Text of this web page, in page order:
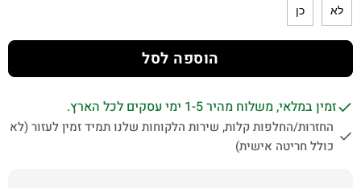
לא כן
הוספה לסל
זמין במלאי, משלוח מהיר 1-5 ימי עסקים לכל הארץ.
החזרות/החלפות קלות, שירות הלקוחות שלנו תמיד זמין לעזור (לא
כולל חריטה אישית)